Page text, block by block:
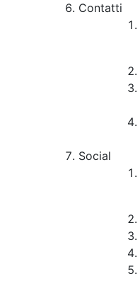
Contatti
Social